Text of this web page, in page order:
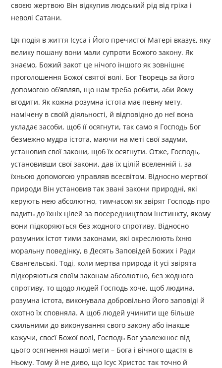
своєю жертвою Він відкупив людський рід від гріха і
неволі Сатани.
Ця подія в життя Ісуса і Його пречистої Матері вказує, яку
велику пошану вони мали супроти Божого закону. Як
знаємо, Божий закот це нічого іншого як зовнішнє
проголошення Божої святої волі. Бог Творець за його
допомогою об’являв, що нам треба робити, аби йому
вгодити. Як кожна розумна істота має певну мету,
намічену в своїй діяльності, й відповідно до неї вона
укладає засоби, щоб її осягнути, так само я Господь Бог
безмежно мудра істота, маючи на меті свої задуми,
установив свої закони, щоб їх осягнути. Отже, Господь,
установивши свої закони, дав їх цілій вселенній і, за
їхньою допомогою управляв всесвітом. Відносно мертвої
природи Він установив так звані закони природні, які
керують нею абсолютно, тимчасом як звірят Господь про
вадить до їхніх цілей за посередництвом інстинкту, якому
вони підкоряються без жодного спротиву. Відносно
розумних істот тими законами, які окреслюють їхню
моральну поведінку, в Десять Заповідей Божих і Ради
Євангельські. Тоді, коли мертва природа іt усі звірята
підкоряються своїм законам абсолютно, без жодного
спротиву, то щодо людей Господь хоче, щоб людина,
розумна істота, виконувала добровільно Його заповіді й
охотно їх сповняла. А щоб людей учинити ще більше
схильними до виконування свого закону або інакше
кажучи, своєї Божої волі, Господь Бог узалежнює від
цього осягнення нашої мети – Бога і вічного щастя в
Ньому. Тому й не диво, що Ісус Христос так точно й